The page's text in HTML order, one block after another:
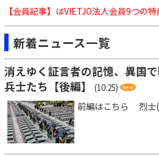
【会員記事】はVIETJO法人会員9つの
新着ニュース一覧
消えゆく証言者の記憶、異国
兵士たち【後編】
(10:25)
前編はこちら 烈士